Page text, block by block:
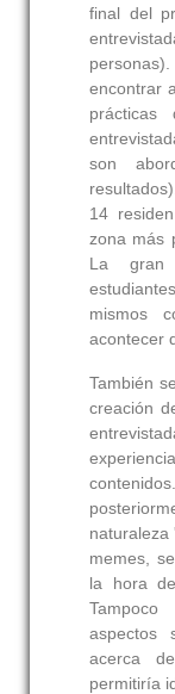
final del
encontrar
prácticas
son
14
zona más
La gran
mismos
acontecer
También
creación
memes,
la hora
aspectos
acerca
permitiría